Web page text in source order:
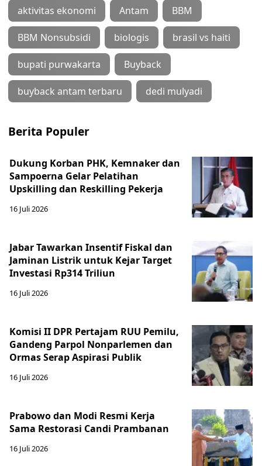
aktivitas ekonomi Antam BBM
BBM Nonsubsidi biologis brasil vs haiti
bupati purwakarta Buyback
buyback antam terbaru dedi mulyadi
Berita Populer
Dukung Korban PHK, Kemnaker dan
Sampoerna Gelar Pelatihan
Upskilling dan Reskilling Pekerja
16 Juli 2026
Jabar Tawarkan Insentif Fiskal dan
Jaminan Listrik untuk Kejar Target
Investasi Rp314 Triliun
16 Juli 2026
Komisi II DPR Pertajam RUU Pemilu,
Gandeng Parpol Nonparlemen dan
Ormas Serap Aspirasi Publik
16 Juli 2026
Prabowo dan Modi Resmi Kerja
Sama Restorasi Candi Prambanan
16 Juli 2026